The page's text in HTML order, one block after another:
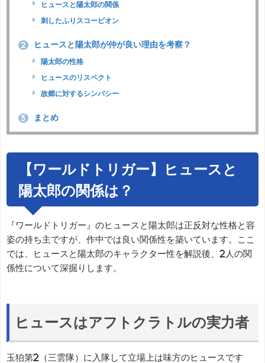
ヒュースと陽太郎の関係
刺したふりスコーピオン
2 ヒュースと陽太郎が仲が良い理由を考察？
陽太郎の性格
ヒュースのリスペクト
故郷に対するシンパシー
3 まとめ
【ワールドトリガー】ヒュースと
陽太郎の関係は？
『ワールドトリガー』のヒュースと陽太郎は正反対な性格と容
姿の持ち主ですが、作中では良い関係性を築いています。ここ
では、ヒュースと陽太郎のキャラクター性を解説後、2人の関
係性について深掘りします。
ヒュースはアフトクラトルの実力者
玉狛第2（三雲隊）に入隊して立場上は味方のヒュースです